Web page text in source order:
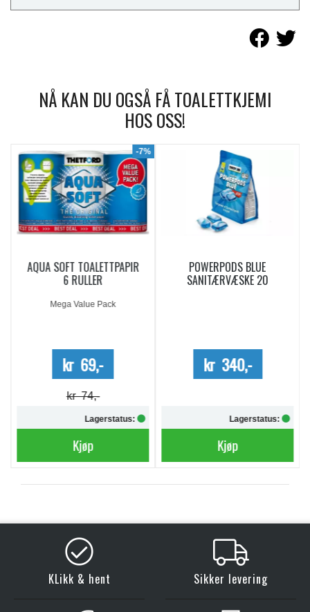
NÅ KAN DU OGSÅ FÅ TOALETTKJEMI
HOS OSS!
-7%
AQUA SOFT TOALETTPAPIR
6 RULLER
Mega Value Pack
kr 69,-
kr 74,-
Lagerstatus:
Kjøp
POWERPODS BLUE
SANITÆRVÆSKE 20
kr 340,-
Lagerstatus:
Kjøp
KLikk & hent Sikker levering